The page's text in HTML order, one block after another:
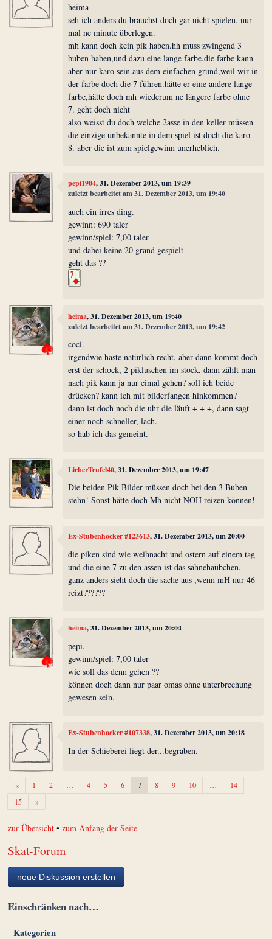
heima
seh ich anders.du brauchst doch gar nicht spielen. nur
mal ne minute überlegen.
mh kann doch kein pik haben.hh muss zwingend 3
buben haben,und dazu eine lange farbe.die farbe kann
aber nur karo sein.aus dem einfachen grund,weil wir in
der farbe doch die 7 führen.hätte er eine andere lange
farbe,hätte doch mh wiederum ne längere farbe ohne
7. geht doch nicht
also weisst du doch welche 2asse in den keller müssen
die einzige unbekannte in dem spiel ist doch die karo
8. aber die ist zum spielgewinn unerheblich.
pepi1904, 31. Dezember 2013, um 19:39
zuletzt bearbeitet am 31. Dezember 2013, um 19:40
auch ein irres ding.
gewinn: 690 taler
gewinn/spiel: 7,00 taler
und dabei keine 20 grand gespielt
geht das ??
heima, 31. Dezember 2013, um 19:40
zuletzt bearbeitet am 31. Dezember 2013, um 19:42
coci.
irgendwie haste natürlich recht, aber dann kommt doch
erst der schock, 2 pikluschen im stock, dann zählt man
nach pik kann ja nur eimal gehen? soll ich beide
drücken? kann ich mit bilderfangen hinkommen?
dann ist doch noch die uhr die läuft + + +, dann sagt
einer noch schneller, lach.
so hab ich das gemeint.
LieberTeufel40, 31. Dezember 2013, um 19:47
Die beiden Pik Bilder müssen doch bei den 3 Buben
stehn! Sonst hätte doch Mh nicht NOH reizen können!
Ex-Stubenhocker #123613, 31. Dezember 2013, um 20:00
die piken sind wie weihnacht und ostern auf einem tag
und die eine 7 zu den assen ist das sahnehaübchen.
ganz anders sieht doch die sache aus ,wenn mH nur 46
reizt??????
heima, 31. Dezember 2013, um 20:04
pepi.
gewinn/spiel: 7,00 taler
wie soll das denn gehen ??
können doch dann nur paar omas ohne unterbrechung
gewesen sein.
Ex-Stubenhocker #107338, 31. Dezember 2013, um 20:18
In der Schieberei liegt der...begraben.
«Zurück1 2 … 4 5 6 7 8 9 10 …
14
15
»Weiter
zur Übersicht •zum Anfang der Seite
Skat-Forum
neue Diskussion erstellen
Einschränken nach…
Kategorien